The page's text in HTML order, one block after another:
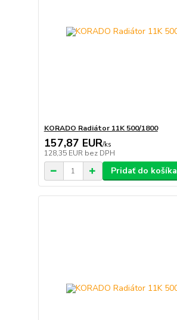
KORADO Radiátor 11K 500/1800
157,87 EUR/ks
128,35 EUR bez DPH
Pridať do košíka